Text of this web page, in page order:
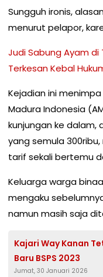
Sungguh ironis,
menurut pelapor,
Judi Sabung Ayam
Terkesan Kebal
Kejadian ini
Madura Indonesia
kunjungan ke dalam,
yang semula
tarif sekali bertemu
Keluarga warga
mengaku
namun masih saja
Kajari Way Kanan
Baru BSPS 2023
Jumat, 30 Januari 2026